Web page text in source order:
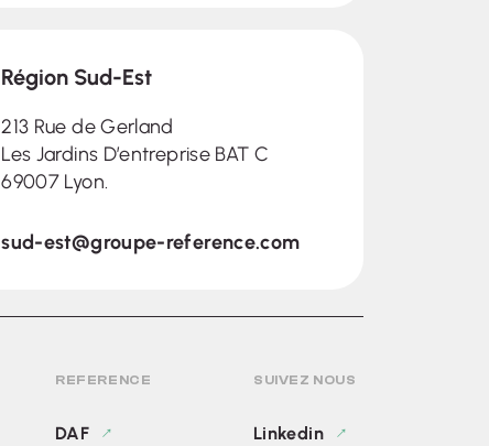
Région Sud-Est
213 Rue de Gerland
Les Jardins D’entreprise BAT C
69007 Lyon.
sud-est@groupe-reference.com
REFERENCE
DAF
SUIVEZ NOUS
Linkedin